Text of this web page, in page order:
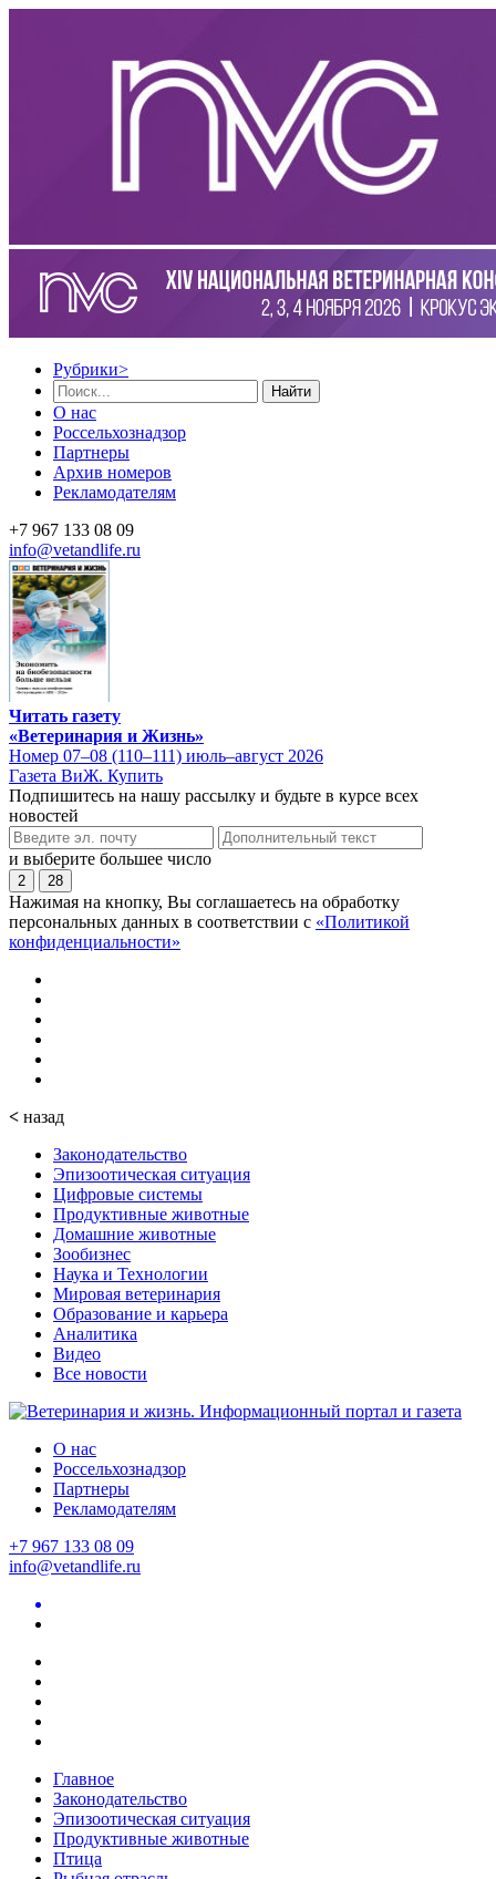
Рубрики>
Найти
О нас
Россельхознадзор
Партнеры
Архив номеров
Рекламодателям
+7 967 133 08 09
info@vetandlife.ru
Читать газету
«Ветеринария и Жизнь»
Номер 07–08 (110–111) июль–август 2026
Газета ВиЖ. Купить
Подпишитесь на нашу рассылку и будьте в курсе всех
новостей
и выберите большее число
2 28
Нажимая на кнопку, Вы соглашаетесь на обработку
персональных данных в соответствии с «Политикой
конфиденциальности»
< назад
Законодательство
Эпизоотическая ситуация
Цифровые системы
Продуктивные животные
Домашние животные
Зообизнес
Наука и Технологии
Мировая ветеринария
Образование и карьера
Аналитика
Видео
Все новости
О нас
Россельхознадзор
Партнеры
Рекламодателям
+7 967 133 08 09
info@vetandlife.ru
Главное
Законодательство
Эпизоотическая ситуация
Продуктивные животные
Птица